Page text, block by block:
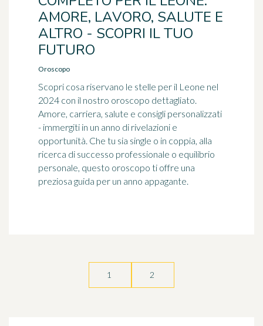
AMORE, LAVORO, SALUTE E
ALTRO - SCOPRI IL TUO
FUTURO
Oroscopo
Scopri cosa riservano le stelle per il Leone nel
2024 con il nostro oroscopo dettagliato.
Amore, carriera, salute e consigli personalizzati
- immergiti in un anno di rivelazioni e
opportunità. Che tu sia single o in coppia, alla
ricerca di successo professionale o equilibrio
personale, questo oroscopo ti offre una
preziosa guida per un anno appagante.
1 2